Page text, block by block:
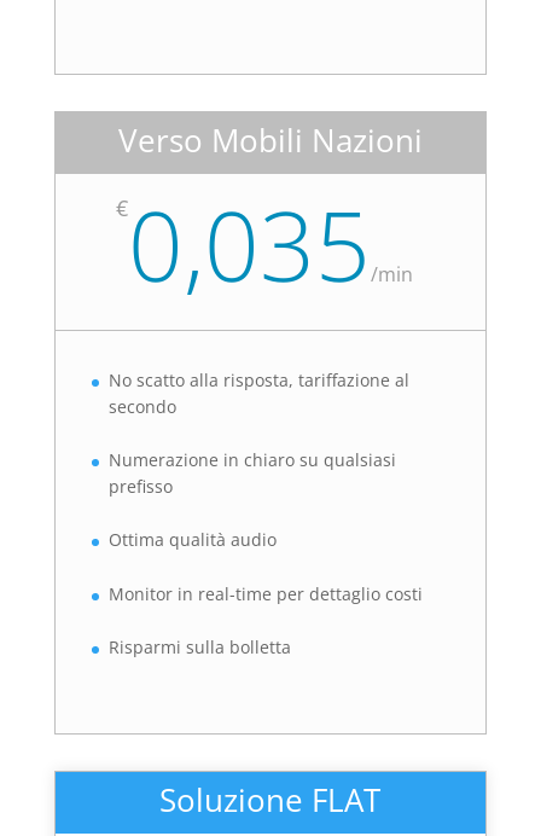
Verso Mobili Nazioni
€0,035 /min
No scatto alla risposta, tariffazione al
secondo
Numerazione in chiaro su qualsiasi
prefisso
Ottima qualità audio
Monitor in real-time per dettaglio costi
Risparmi sulla bolletta
Soluzione FLAT